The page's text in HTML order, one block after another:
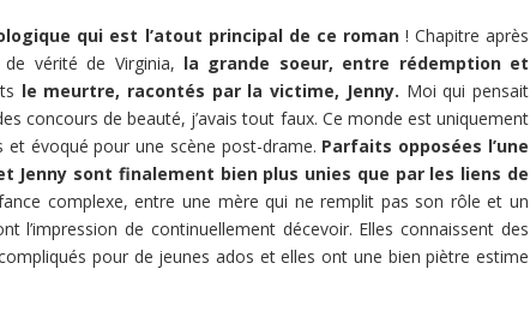
qui est l’atout principal de ce roman! Chapitre après
vérité de Virginia, la grande soeur, entre rédemption et
le meurtre, racontés par la victime, Jenny. Moi qui pensait
concours de beauté, j’avais tout faux. Ce monde est uniquement
évoqué pour une scène post-drame. Parfaits opposées l’une
Jenny sont finalement bien plus unies que par les liens de
complexe, entre une mère qui ne remplit pas son rôle et un
l’impression de continuellement décevoir. Elles connaissent des
pour de jeunes ados et elles ont une bien piètre estime